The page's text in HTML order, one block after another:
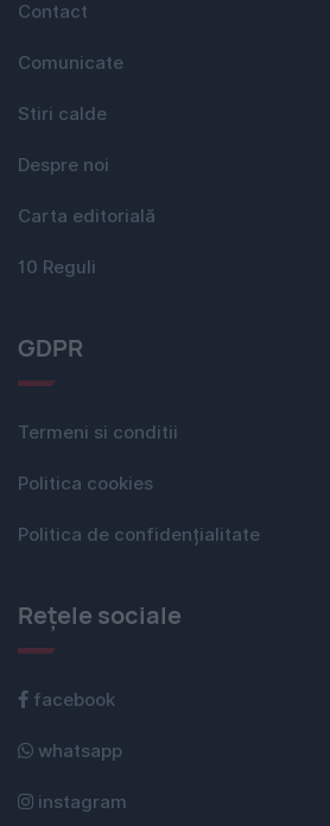
Contact
Comunicate
Stiri calde
Despre noi
Carta editorială
10 Reguli
GDPR
Termeni si conditii
Politica cookies
Politica de confidențialitate
Rețele sociale
facebook
whatsapp
instagram